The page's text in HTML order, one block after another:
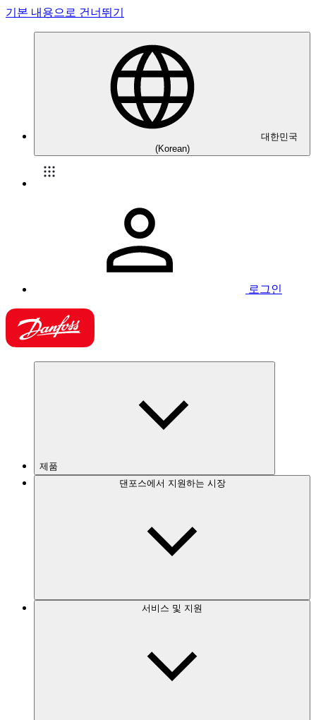
기본 내용으로 건너뛰기
대한민국
(Korean)
로그인
제품
댄포스에서 지원하는 시장
서비스 및 지원